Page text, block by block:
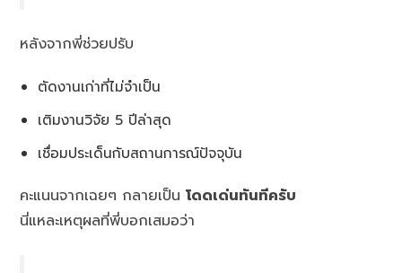
หลังจากพี่ช่วยปรับ
ตัดงานเก่าที่ไม่จำเป็น
เติมงานวิจัย 5 ปีล่าสุด
เชื่อมประเด็นกับสถานการณ์ปัจจุบัน
คะแนนจากเฉยๆ กลายเป็นโดดเด่นทันทีครับ
นี่แหละเหตุผลที่พี่บอกเสมอว่า